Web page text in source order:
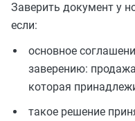
Заверить документ у
если:
основное
заверению:
которая
такое решение